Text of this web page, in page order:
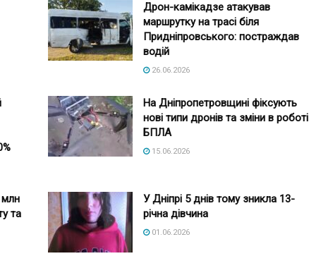
Дрон-камікадзе атакував
маршрутку на трасі біля
Придніпровського: постраждав
водій
26.06.2026
На Дніпропетровщині фіксують
нові типи дронів та зміни в роботі
БПЛА
15.06.2026
млн
та
У Дніпрі 5 днів тому зникла 13-
річна дівчина
01.06.2026